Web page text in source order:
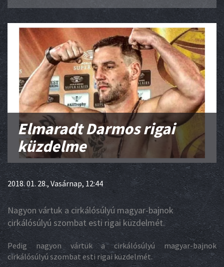
Elmaradt Darmos rigai
küzdelme
2018. 01. 28., Vasárnap, 12:44
Nagyon vártuk a cirkálósúlyú magyar-bajnok
cirkálósúlyú szombat esti rigai küzdelmét.
Pedig nagyon vártuk a cirkálósúlyú magyar-bajnok
cirkálósúlyú szombat esti rigai küzdelmét.